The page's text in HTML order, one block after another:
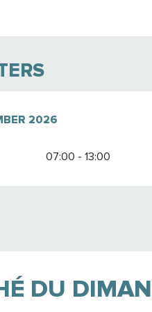
TOT31 DECEMBER
2026
07:00 - 13:00
DU